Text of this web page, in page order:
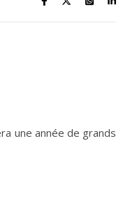
une année de grands